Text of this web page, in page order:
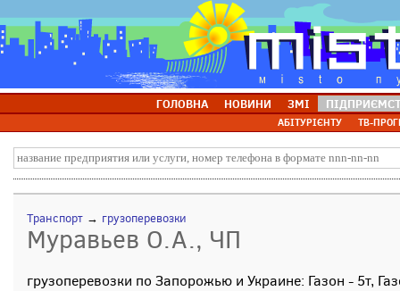
ГОЛОВНА НОВИНИ ЗМІ
АБІТУРІЄНТУ ТВ-
Транспорт → грузоперевозки
Муравьев О.А., ЧП
грузоперевозки по Запорожью и Украине: Газон - 5т,